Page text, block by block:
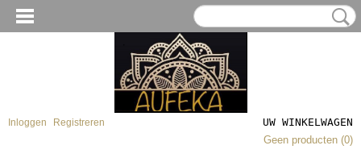
Inloggen Registreren
UW WINKELWAGEN
Geen producten (0)